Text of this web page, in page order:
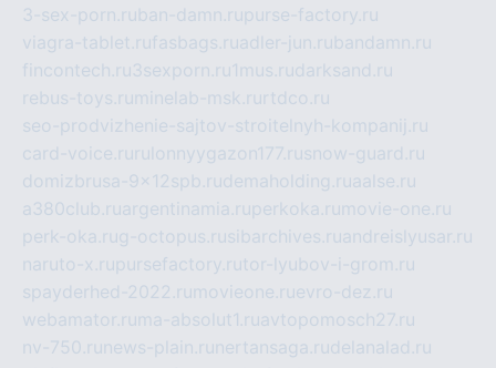
3-sex-porn.ruban-damn.rupurse-factory.ru
viagra-tablet.rufasbags.ruadler-jun.rubandamn.ru
fincontech.ru3sexporn.ru1mus.rudarksand.ru
rebus-toys.ru minelab-msk.ru rtdco.ru
seo-prodvizhenie-sajtov-stroitelnyh-kompanij.ru
card-voice.ru rulonnyygazon177.rusnow-guard.ru
domizbrusa-9x12spb.rudemaholding.ruaalse.ru
a380club.ruargentinamia.ruperkoka.ru movie-one.ru
perk-oka.rug-octopus.rusibarchives.ruandreislyusar.ru
naruto-x.rupursefactory.rutor-lyubov-i-grom.ru
spayderhed-2022.ru movieone.ruevro-dez.ru
webamator.ru ma-absolut1.ruavtopomosch27.ru
nv-750.ru news-plain.ru nertansaga.rudelanalad.ru